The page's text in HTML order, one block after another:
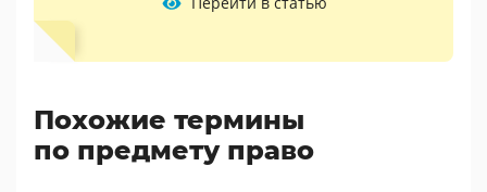
Похожие термины
по предмету право